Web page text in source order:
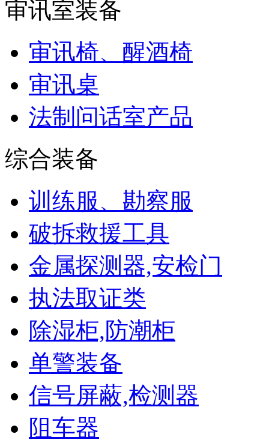
审讯室装备
审讯椅、醒酒椅
审讯桌
法制问话室产品
综合装备
训练服、勘察服
破拆救援工具
金属探测器,安检门
执法取证类
除湿柜,防潮柜
单警装备
信号屏蔽,检测器
阻车器